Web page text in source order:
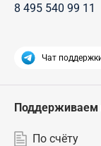
8 495 540 99 11
Чат
Поддерживаем
По счёту